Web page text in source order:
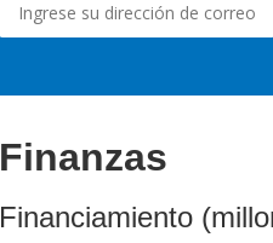
Finanzas
Financiamiento